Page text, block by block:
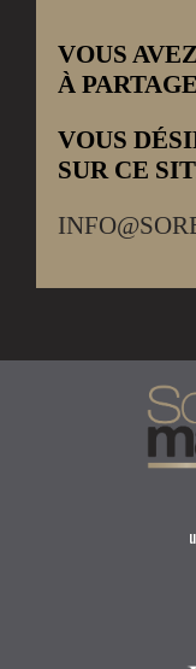
VOUS
À
VOUS
SUR CE